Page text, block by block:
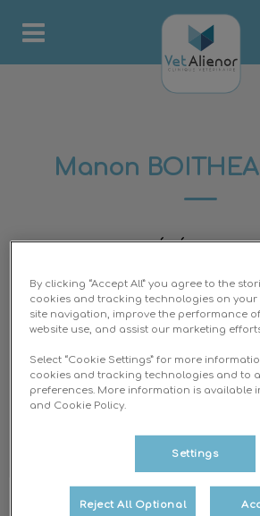
Page
Manon
Manon BOITHEAUVILLE
By clicking “Accept All” you agree to the
cookies and tracking technologies on your
site navigation, improve the performance
website use, and assist our marketing
Select “Cookie Settings” for more
cookies and tracking technologies and to
preferences. More information is available
and Cookie Policy.
Settings
Reject All Optional